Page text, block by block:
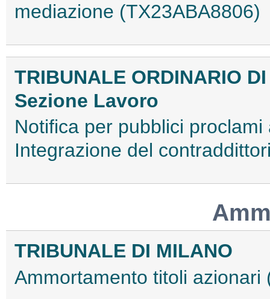
mediazione (TX23ABA8806)
TRIBUNALE ORDINARIO
Sezione Lavoro
Notifica per pubblici
Integrazione del
TRIBUNALE DI MILANO
Ammortamento titoli azionari